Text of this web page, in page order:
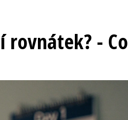
rovnátek? - Co